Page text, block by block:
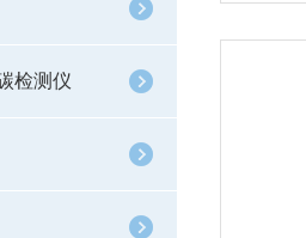
检测仪